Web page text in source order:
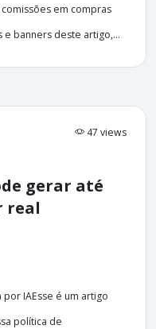
em compras
e banners deste artigo,...
47 views
gerar até
real
IAEsse é um artigo
política de